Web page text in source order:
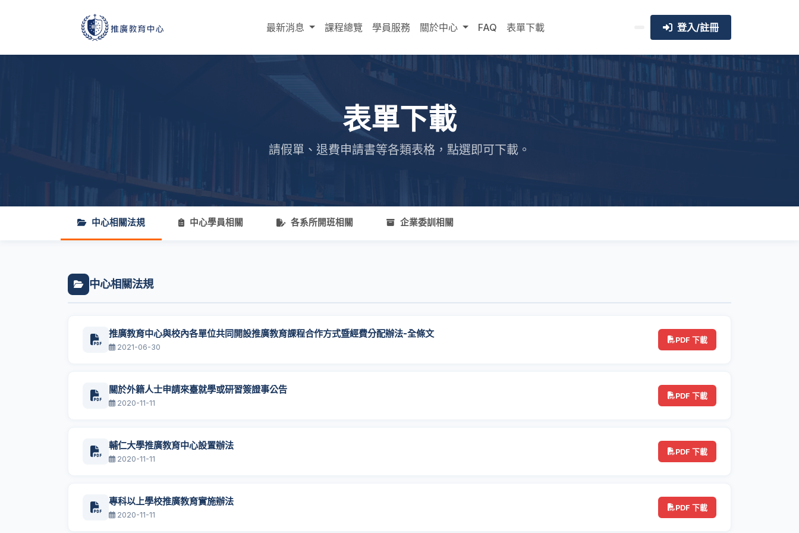
最新消息 課程總覽 學員服務 關於中心 FAQ 表單下載 登入/註冊
表單下載
請假單、退費申請書等各類表格，點選即可下載。
中心相關法規 中心學員相關 各系所開班相關 企業委訓相關
中心相關法規
推廣教育中心與校內各單位共同開設推廣教育課程合作方式暨經費分配辦法-全條文
2021-06-30
PDF 下載
關於外籍人士申請來臺就學或研習簽證事公告
2020-11-11
PDF 下載
輔仁大學推廣教育中心設置辦法
2020-11-11
PDF 下載
專科以上學校推廣教育實施辦法
2020-11-11
PDF 下載